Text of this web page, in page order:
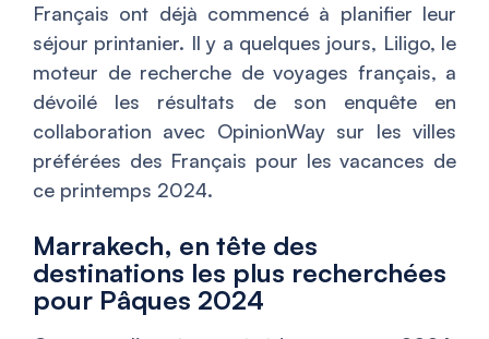
Français ont déjà commencé à planifier leur
séjour printanier. Il y a quelques jours, Liligo, le
moteur de recherche de voyages français, a
dévoilé les résultats de son enquête en
collaboration avec OpinionWay sur les villes
préférées des Français pour les vacances de
ce printemps 2024.
Marrakech, en tête des
destinations les plus recherchées
pour Pâques 2024